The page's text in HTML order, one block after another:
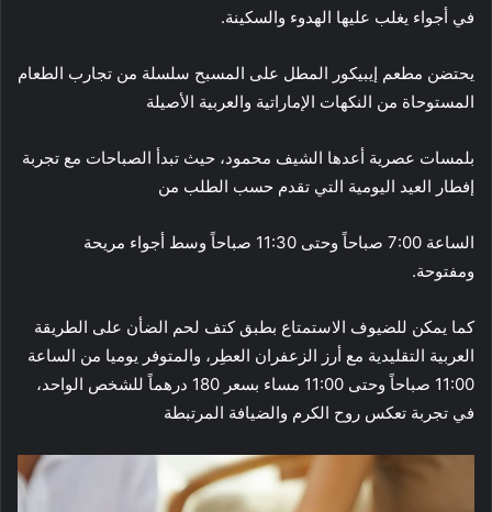
في أجواء يغلب عليها الهدوء والسكينة.
يحتضن مطعم إيبيكور المطل على المسبح سلسلة من تجارب الطعام
المستوحاة من النكهات الإماراتية والعربية الأصيلة
بلمسات عصرية أعدها الشيف محمود، حيث تبدأ الصباحات مع تجربة
إفطار العيد اليومية التي تقدم حسب الطلب من
الساعة 7:00 صباحاً وحتى 11:30 صباحاً وسط أجواء مريحة
ومفتوحة.
كما يمكن للضيوف الاستمتاع بطبق كتف لحم الضأن على الطريقة
العربية التقليدية مع أرز الزعفران العطِر، والمتوفر يوميا من الساعة
11:00 صباحاً وحتى 11:00 مساء بسعر 180 درهماً للشخص الواحد،
في تجربة تعكس روح الكرم والضيافة المرتبطة